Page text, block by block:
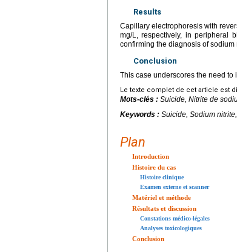
Results
Capillary electrophoresis with
mg/L, respectively, in peripheral
confirming the diagnosis of sodium
Conclusion
This case underscores the need to
Le texte complet de cet article est
Mots-clés : Suicide, Nitrite de
Keywords : Suicide, Sodium
Plan
Introduction
Histoire du cas
Histoire clinique
Examen externe et scanner
Matériel et méthode
Résultats et discussion
Constations médico-légales
Analyses toxicologiques
Conclusion